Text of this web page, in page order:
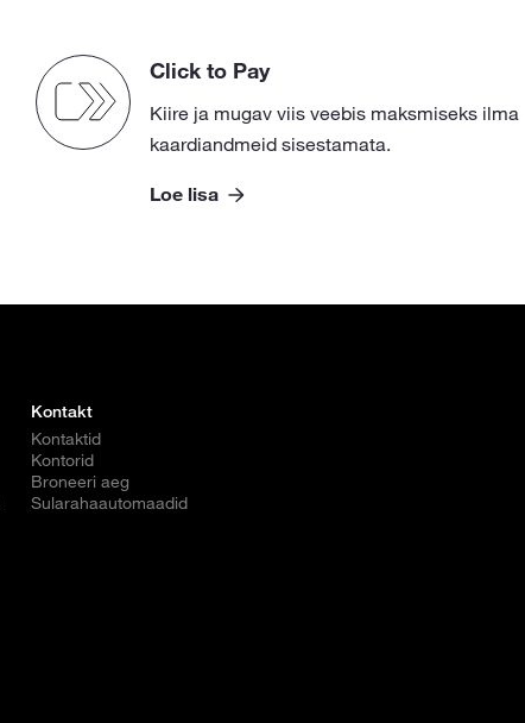
Click to Pay
Kiire ja mugav viis veebis maksmiseks ilma
kaardiandmeid sisestamata.
Loe lisa
Kontakt
Kontaktid
Kontorid
Broneeri aeg
Sularahaautomaadid